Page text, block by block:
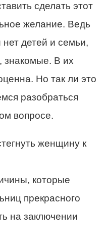
сделать этот
желание. Ведь
детей и семьи,
знакомые. В их
Но так ли это
разобраться
вопросе.
женщину к
которые
прекрасного
на заключении